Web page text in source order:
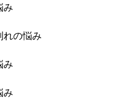
み
れの悩み
み
み